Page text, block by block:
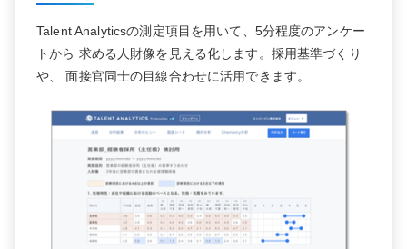
Talent Analyticsの測定項目を用いて、5分程度のアンケー
トから 求める人財像を見える化します。採用基準づくり
や、 面接官同士の目線合わせに活用できます。